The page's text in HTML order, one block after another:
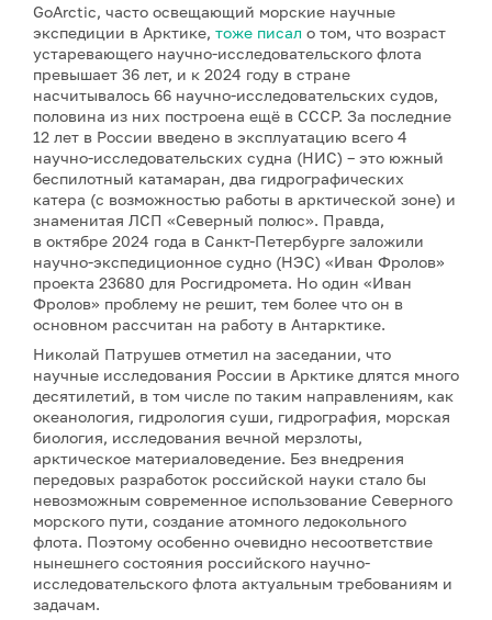
GoArctic, часто освещающий морские научные
экспедиции в Арктике, тоже писал о том, что возраст
устаревающего научно-исследовательского флота
превышает 36 лет, и к 2024 году в стране
насчитывалось 66 научно-исследовательских судов,
половина из них построена ещё в СССР. За последние
12 лет в России введено в эксплуатацию всего 4
научно-исследовательских судна (НИС) – это южный
беспилотный катамаран, два гидрографических
катера (с возможностью работы в арктической зоне) и
знаменитая ЛСП «Северный полюс». Правда,
в октябре 2024 года в Санкт-Петербурге заложили
научно-экспедиционное судно (НЭС) «Иван Фролов»
проекта 23680 для Росгидромета. Но один «Иван
Фролов» проблему не решит, тем более что он в
основном рассчитан на работу в Антарктике.
Николай Патрушев отметил на заседании, что
научные исследования России в Арктике длятся много
десятилетий, в том числе по таким направлениям, как
океанология, гидрология суши, гидрография, морская
биология, исследования вечной мерзлоты,
арктическое материаловедение. Без внедрения
передовых разработок российской науки стало бы
невозможным современное использование Северного
морского пути, создание атомного ледокольного
флота. Поэтому особенно очевидно несоответствие
нынешнего состояния российского научно-
исследовательского флота актуальным требованиям и
задачам.